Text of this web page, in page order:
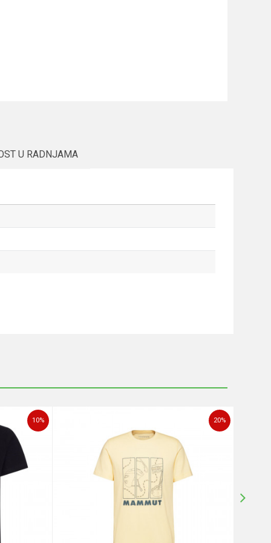
U RADNJAMA
10% 20%